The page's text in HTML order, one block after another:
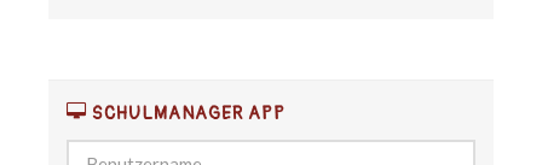
SCHULMANAGER APP